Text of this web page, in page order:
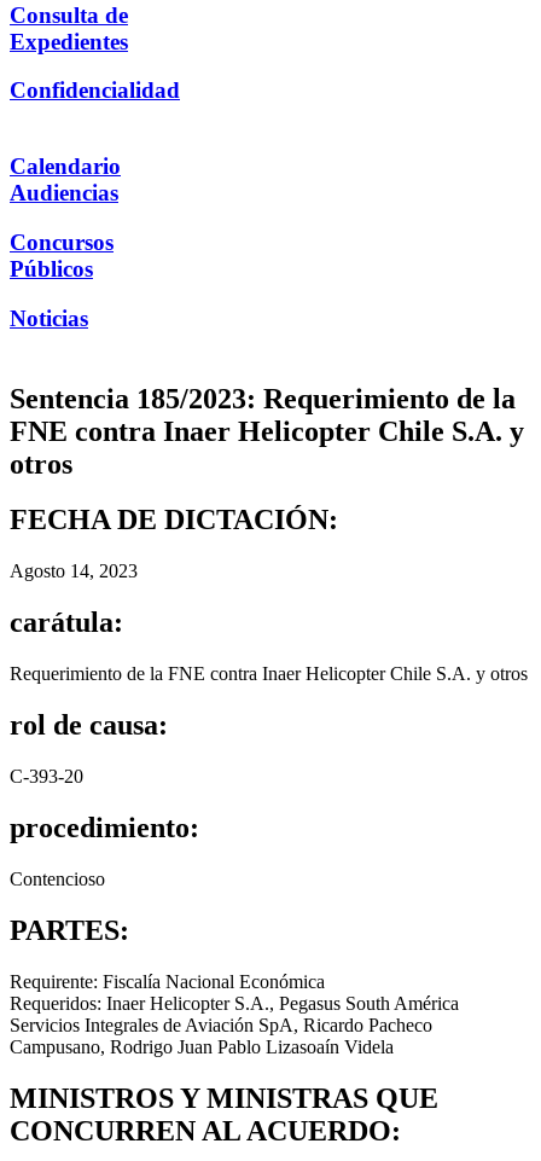
Consulta de
Expedientes
Confidencialidad
Calendario
Audiencias
Concursos
Públicos
Noticias
Sentencia 185/2023: Requerimiento de la
FNE contra Inaer Helicopter Chile S.A. y
otros
FECHA DE DICTACIÓN:
Agosto 14, 2023
carátula:
Requerimiento de la FNE contra Inaer Helicopter Chile S.A. y otros
rol de causa:
C-393-20
procedimiento:
Contencioso
PARTES:
Requirente: Fiscalía Nacional Económica
Requeridos: Inaer Helicopter S.A., Pegasus South América
Servicios Integrales de Aviación SpA, Ricardo Pacheco
Campusano, Rodrigo Juan Pablo Lizasoaín Videla
MINISTROS Y MINISTRAS QUE
CONCURREN AL ACUERDO: